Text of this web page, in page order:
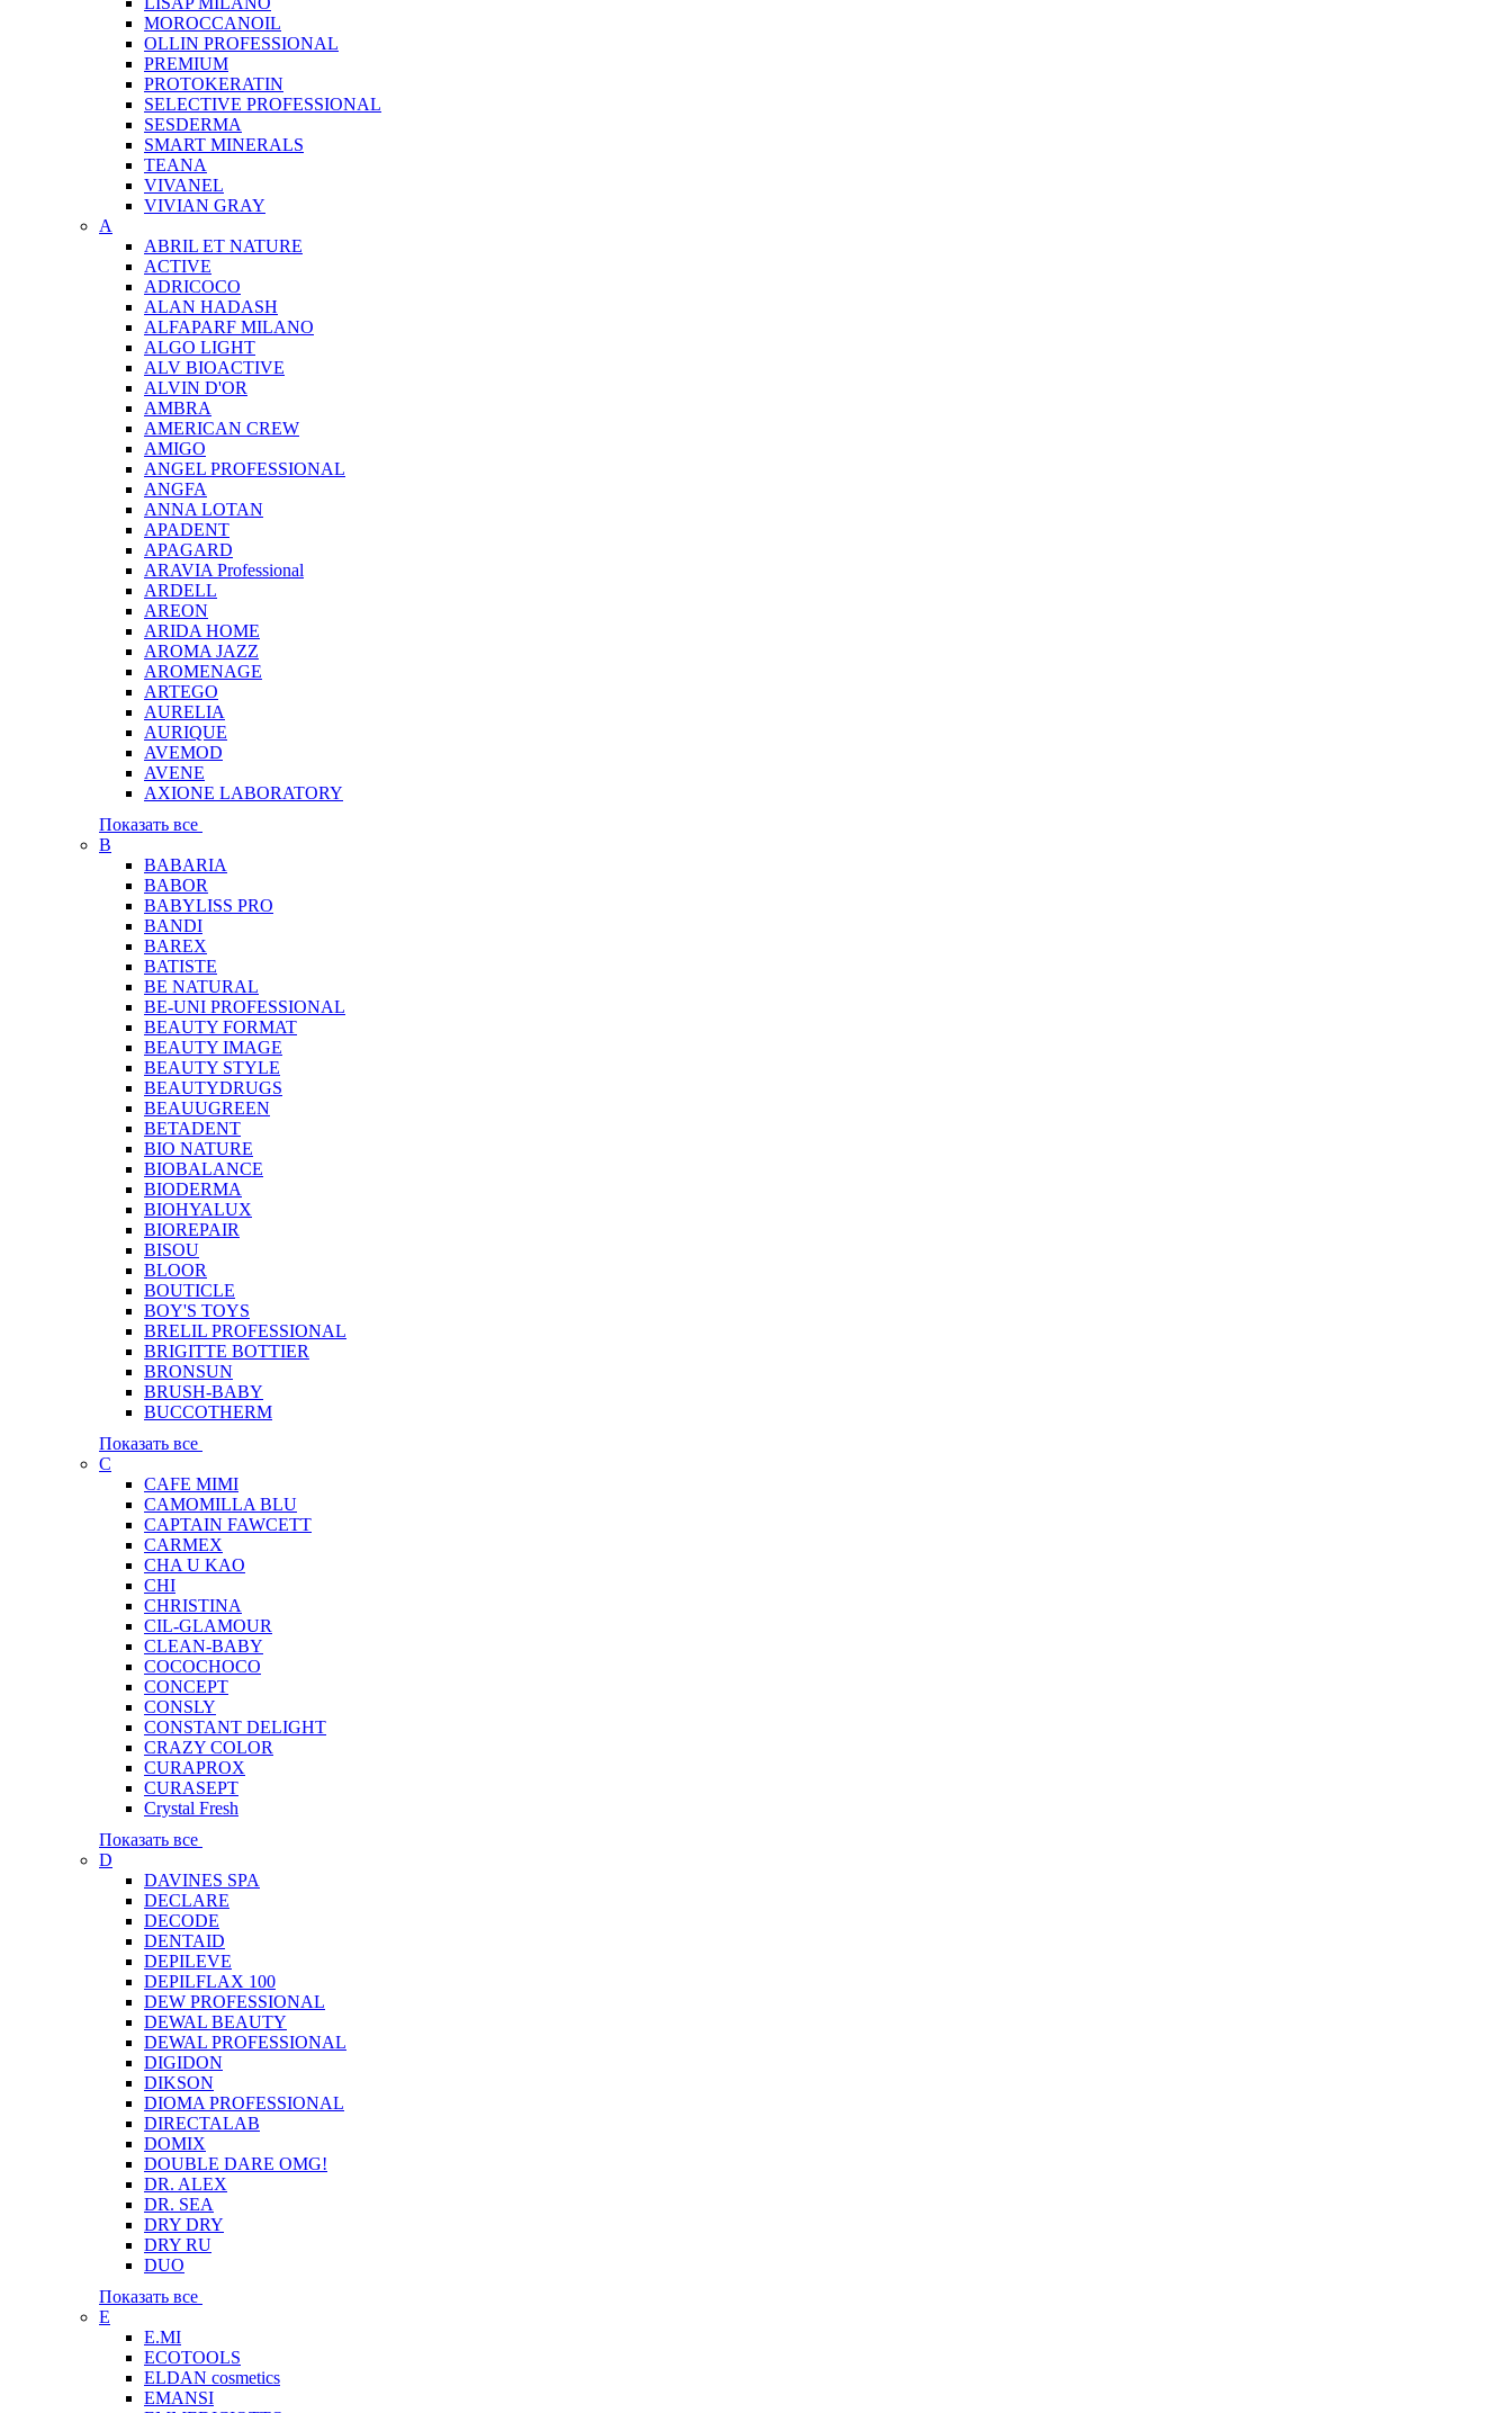
MOROCCANOIL
OLLIN PROFESSIONAL
PREMIUM
PROTOKERATIN
SELECTIVE PROFESSIONAL
SESDERMA
SMART MINERALS
TEANA
VIVANEL
VIVIAN GRAY
A
ABRIL ET NATURE
ACTIVE
ADRICOCO
ALAN HADASH
ALFAPARF MILANO
ALGO LIGHT
ALV BIOACTIVE
ALVIN D'OR
AMBRA
AMERICAN CREW
AMIGO
ANGEL PROFESSIONAL
ANGFA
ANNA LOTAN
APADENT
APAGARD
ARAVIA Professional
ARDELL
AREON
ARIDA HOME
AROMA JAZZ
AROMENAGE
ARTEGO
AURELIA
AURIQUE
AVEMOD
AVENE
AXIONE LABORATORY
Показать все
B
BABARIA
BABOR
BABYLISS PRO
BANDI
BAREX
BATISTE
BE NATURAL
BE-UNI PROFESSIONAL
BEAUTY FORMAT
BEAUTY IMAGE
BEAUTY STYLE
BEAUTYDRUGS
BEAUUGREEN
BETADENT
BIO NATURE
BIOBALANCE
BIODERMA
BIOHYALUX
BIOREPAIR
BISOU
BLOOR
BOUTICLE
BOY'S TOYS
BRELIL PROFESSIONAL
BRIGITTE BOTTIER
BRONSUN
BRUSH-BABY
BUCCOTHERM
Показать все
C
CAFE MIMI
CAMOMILLA BLU
CAPTAIN FAWCETT
CARMEX
CHA U KAO
CHI
CHRISTINA
CIL-GLAMOUR
CLEAN-BABY
COCOCHOCO
CONCEPT
CONSLY
CONSTANT DELIGHT
CRAZY COLOR
CURAPROX
CURASEPT
Crystal Fresh
Показать все
D
DAVINES SPA
DECLARE
DECODE
DENTAID
DEPILEVE
DEPILFLAX 100
DEW PROFESSIONAL
DEWAL BEAUTY
DEWAL PROFESSIONAL
DIGIDON
DIKSON
DIOMA PROFESSIONAL
DIRECTALAB
DOMIX
DOUBLE DARE OMG!
DR. ALEX
DR. SEA
DRY DRY
DRY RU
DUO
Показать все
E
E.MI
ECOTOOLS
ELDAN cosmetics
EMANSI